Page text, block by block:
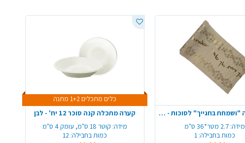
ראנר יוטה "ושמחת בחגייך" לסוכות - קרם
מידה: 2.7 מטר*36 ס"מ
כמות בחבילה: 1
כלים מתכלים 1+2 מתנה
קערה מתכלה קנה סוכר 12 יח' - לבן
מידה: קוטר 18 ס"מ, עומק 4 ס"מ
כמות בחבילה: 12